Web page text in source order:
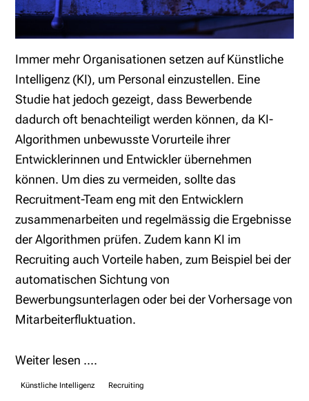
Immer mehr Organisationen setzen auf Künstliche
Intelligenz (KI), um Personal einzustellen. Eine
Studie hat jedoch gezeigt, dass Bewerbende
dadurch oft benachteiligt werden können, da KI-
Algorithmen unbewusste Vorurteile ihrer
Entwicklerinnen und Entwickler übernehmen
können. Um dies zu vermeiden, sollte das
Recruitment-Team eng mit den Entwicklern
zusammenarbeiten und regelmässig die Ergebnisse
der Algorithmen prüfen. Zudem kann KI im
Recruiting auch Vorteile haben, zum Beispiel bei der
automatischen Sichtung von
Bewerbungsunterlagen oder bei der Vorhersage von
Mitarbeiterfluktuation.
Weiter lesen ....
Künstliche Intelligenz Recruiting